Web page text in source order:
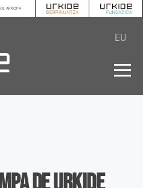
ARROPA
EU